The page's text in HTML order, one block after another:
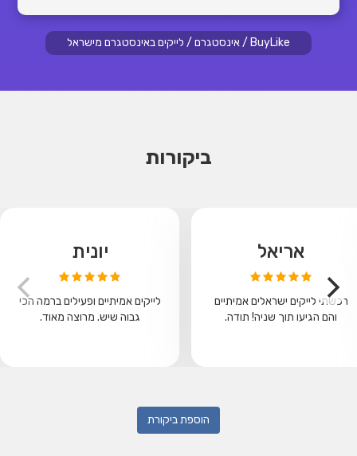
BuyLike
/אינסטגרם / לייקים באינסטגרם מישראל
ביקורות
יונית
לייקים אמיתיים ופעילים ברמה הכי
גבוה שיש. מרוצה מאוד.
אריאל
רכשתי לייקים ישראלים אמיתיים
והם הגיעו תוך שניה! תודה.
הוספת ביקורת